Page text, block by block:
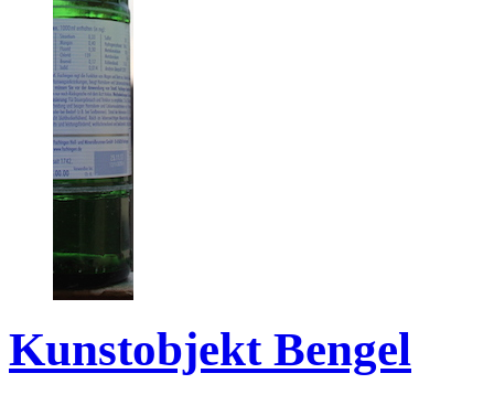
Kunstobjekt Bengel